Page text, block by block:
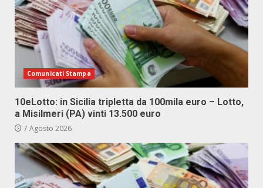
Comunicati Stampa
10eLotto: in Sicilia tripletta da 100mila euro – Lotto,
a Misilmeri (PA) vinti 13.500 euro
7 Agosto 2026